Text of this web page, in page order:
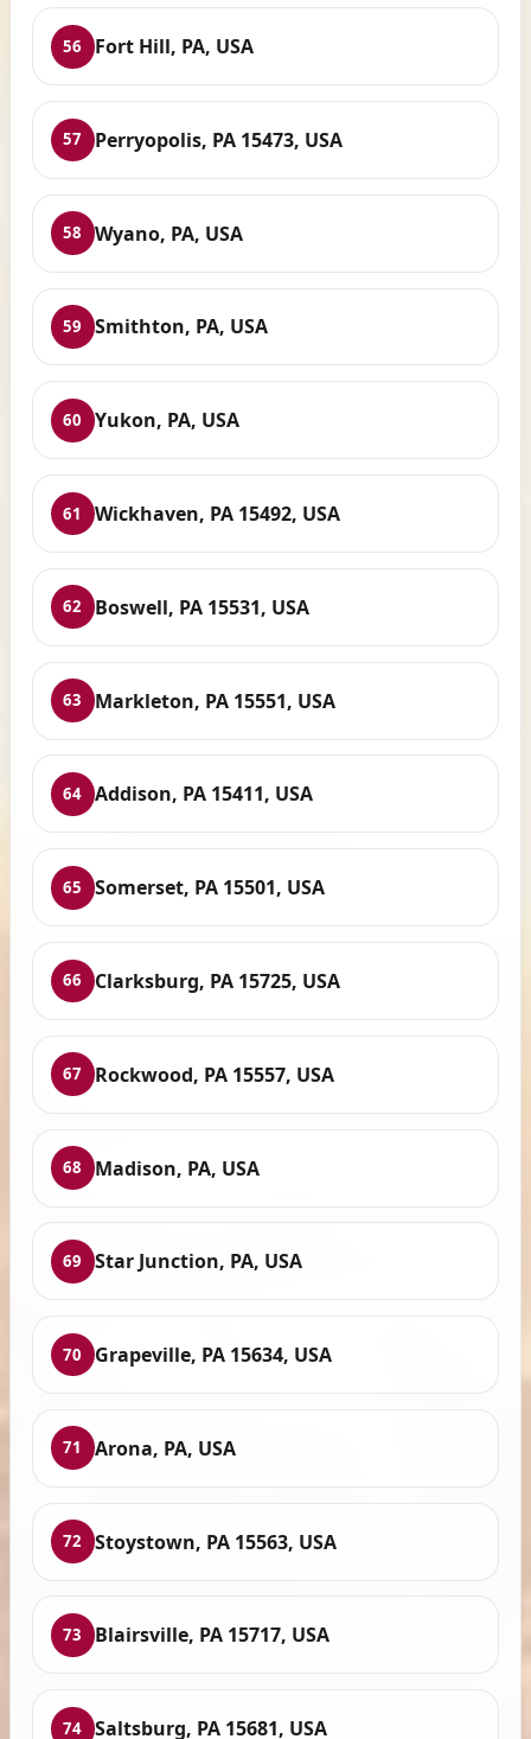
56 Fort Hill, PA, USA
57 Perryopolis, PA 15473, USA
58 Wyano, PA, USA
59 Smithton, PA, USA
60 Yukon, PA, USA
61 Wickhaven, PA 15492, USA
62 Boswell, PA 15531, USA
63 Markleton, PA 15551, USA
64 Addison, PA 15411, USA
65 Somerset, PA 15501, USA
66 Clarksburg, PA 15725, USA
67 Rockwood, PA 15557, USA
68 Madison, PA, USA
69 Star Junction, PA, USA
70 Grapeville, PA 15634, USA
71 Arona, PA, USA
72 Stoystown, PA 15563, USA
73 Blairsville, PA 15717, USA
74 Saltsburg, PA 15681, USA